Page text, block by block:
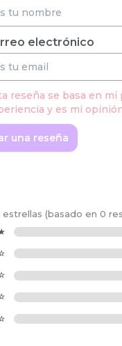
electrónico
reseña se basa en mi
y es mi
una reseña
(basado en 0